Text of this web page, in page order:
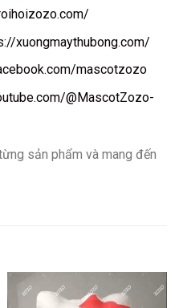
xuongmaythubong.com/
mascotzozo
@MascotZozo-
sản phẩm và mang đến